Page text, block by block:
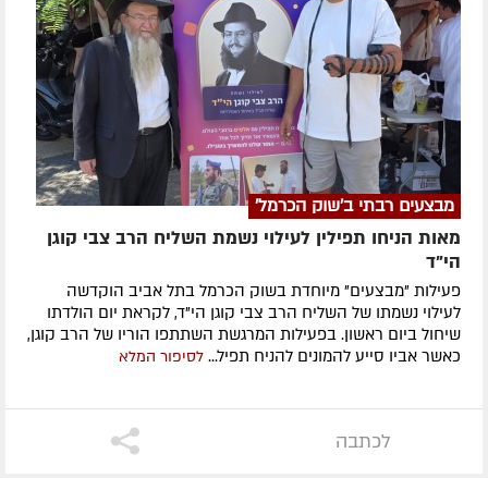
מבצעים רבתי ב'שוק הכרמל'
מאות הניחו תפילין לעילוי נשמת השליח הרב צבי קוגן
הי”ד
פעילות "מבצעים" מיוחדת בשוק הכרמל בתל אביב הוקדשה
לעילוי נשמתו של השליח הרב צבי קוגן הי"ד, לקראת יום הולדתו
שיחול ביום ראשון. בפעילות המרגשת השתתפו הוריו של הרב קוגן,
כאשר אביו סייע להמונים להניח תפיל... לסיפור המלא
לכתבה